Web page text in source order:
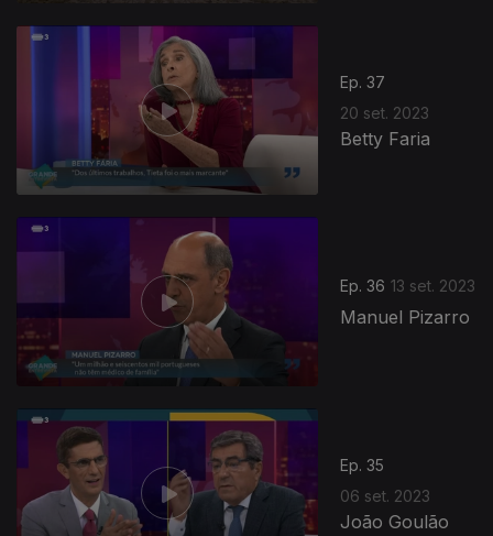
Ep. 37
20 set. 2023
Betty Faria
Ep. 36 13 set. 2023
Manuel Pizarro
Ep. 35
06 set. 2023
João Goulão